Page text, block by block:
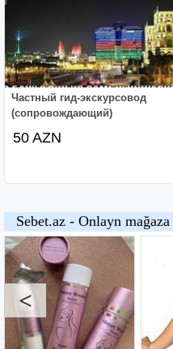
Частный гид-экскурсовод
(сопровождающий)
50 AZN